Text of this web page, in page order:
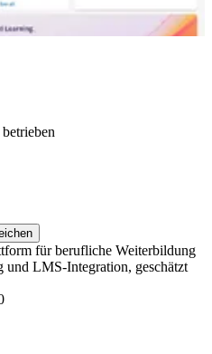
für berufliche Weiterbildung
LMS-Integration, geschätzt